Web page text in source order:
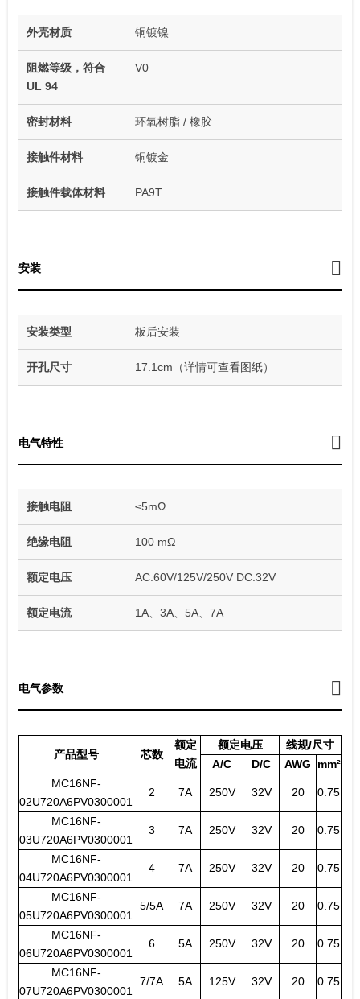
外壳材质 铜镀镍
阻燃等级，符合
UL 94
V0
密封材料 环氧树脂 / 橡胶
接触件材料 铜镀金
接触件载体材料 PA9T
安装
安装类型 板后安装
开孔尺寸 17.1cm（详情可查看图纸）
电气特性
接触电阻 ≤5mΩ
绝缘电阻 100 mΩ
额定电压 AC:60V/125V/250V DC:32V
额定电流 1A、3A、5A、7A
电气参数
产品型号 芯数
额定
电流
额定电压
线规/尺寸
A/C
D/C AWG
mm²
MC16NF-
02U720A6PV0300001
2 7A 250V 32V 20 0.75
MC16NF-
03U720A6PV0300001
3 7A 250V 32V 20 0.75
MC16NF-
04U720A6PV0300001
4 7A 250V 32V 20 0.75
MC16NF-
05U720A6PV0300001
5/5A 7A 250V 32V 20 0.75
MC16NF-
06U720A6PV0300001
6 5A 250V 32V 20 0.75
MC16NF-
07U720A6PV0300001
7/7A 5A 125V 32V 20 0.75